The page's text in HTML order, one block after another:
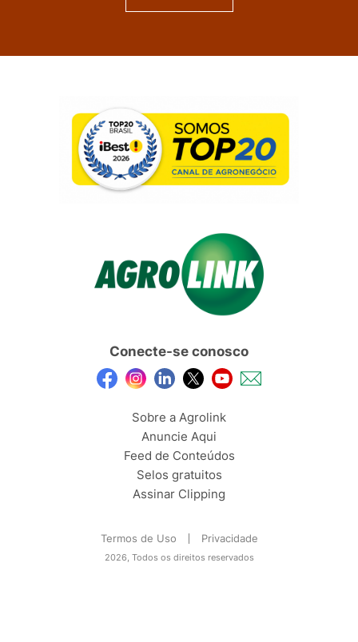
Conecte-se conosco
Sobre a Agrolink
Anuncie Aqui
Feed de Conteúdos
Selos gratuitos
Assinar Clipping
Termos de Uso Privacidade
2026, Todos os direitos reservados